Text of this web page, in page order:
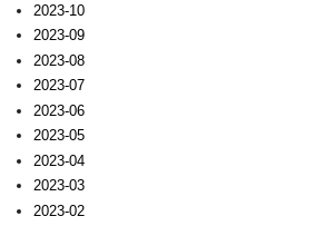
2023-10
2023-09
2023-08
2023-07
2023-06
2023-05
2023-04
2023-03
2023-02